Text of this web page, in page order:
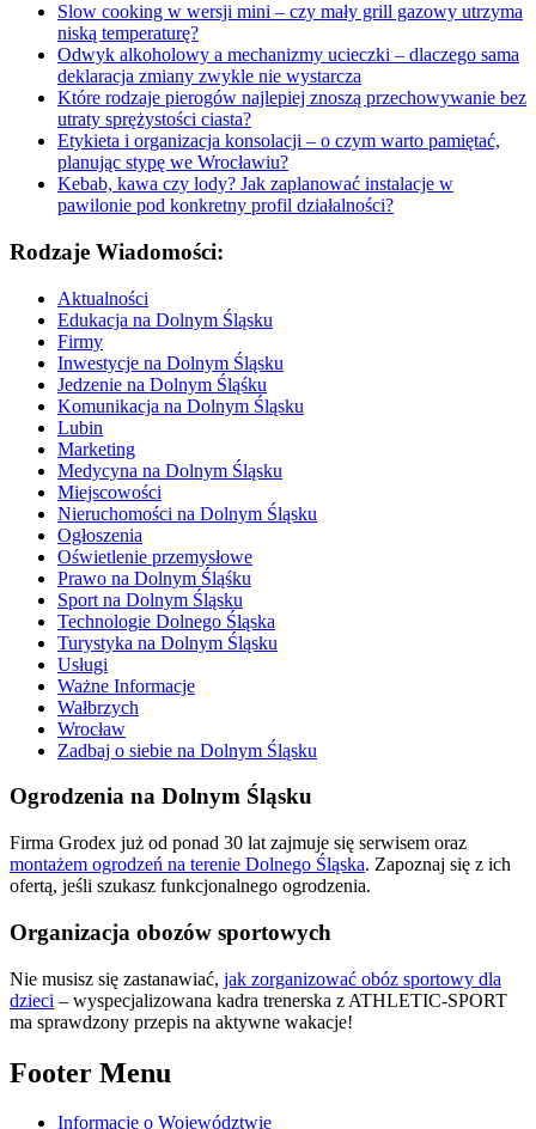
Slow cooking w wersji mini – czy mały grill gazowy utrzyma
niską temperaturę?
Odwyk alkoholowy a mechanizmy ucieczki – dlaczego sama
deklaracja zmiany zwykle nie wystarcza
Które rodzaje pierogów najlepiej znoszą przechowywanie bez
utraty sprężystości ciasta?
Etykieta i organizacja konsolacji – o czym warto pamiętać,
planując stypę we Wrocławiu?
Kebab, kawa czy lody? Jak zaplanować instalacje w
pawilonie pod konkretny profil działalności?
Rodzaje Wiadomości:
Aktualności
Edukacja na Dolnym Śląsku
Firmy
Inwestycje na Dolnym Śląsku
Jedzenie na Dolnym Śląśku
Komunikacja na Dolnym Śląsku
Lubin
Marketing
Medycyna na Dolnym Śląsku
Miejscowości
Nieruchomości na Dolnym Śląsku
Ogłoszenia
Oświetlenie przemysłowe
Prawo na Dolnym Śląśku
Sport na Dolnym Śląsku
Technologie Dolnego Śląska
Turystyka na Dolnym Śląsku
Usługi
Ważne Informacje
Wałbrzych
Wrocław
Zadbaj o siebie na Dolnym Śląsku
Ogrodzenia na Dolnym Śląsku
Firma Grodex już od ponad 30 lat zajmuje się serwisem oraz
montażem ogrodzeń na terenie Dolnego Śląska. Zapoznaj się z ich
ofertą, jeśli szukasz funkcjonalnego ogrodzenia.
Organizacja obozów sportowych
Nie musisz się zastanawiać, jak zorganizować obóz sportowy dla
dzieci – wyspecjalizowana kadra trenerska z ATHLETIC-SPORT
ma sprawdzony przepis na aktywne wakacje!
Footer Menu
Informacje o Województwie